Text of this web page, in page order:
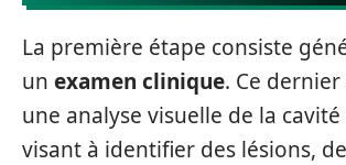
La première étape consiste
un examen clinique. Ce
une analyse visuelle de la cavité
visant à identifier des lésions,